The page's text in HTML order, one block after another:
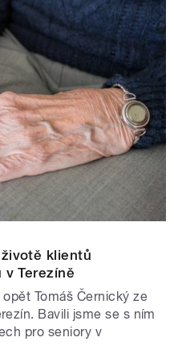
klientů
v Terezíně
Tomáš Černický ze
Bavili jsme se s ním
pro seniory v